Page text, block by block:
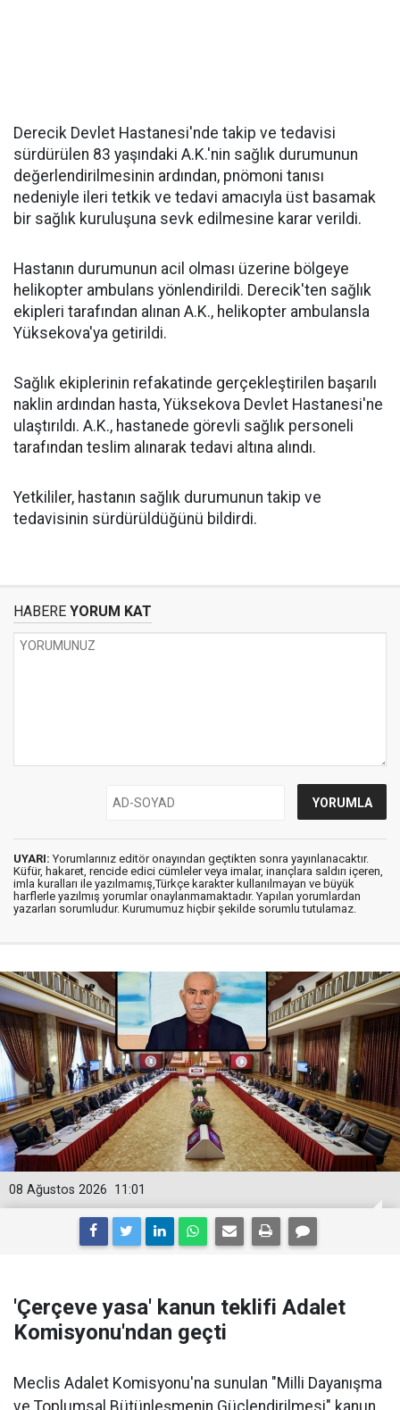
Derecik Devlet Hastanesi'nde takip ve tedavisi
sürdürülen 83 yaşındaki A.K.'nin sağlık durumunun
değerlendirilmesinin ardından, pnömoni tanısı
nedeniyle ileri tetkik ve tedavi amacıyla üst basamak
bir sağlık kuruluşuna sevk edilmesine karar verildi.
Hastanın durumunun acil olması üzerine bölgeye
helikopter ambulans yönlendirildi. Derecik'ten sağlık
ekipleri tarafından alınan A.K., helikopter ambulansla
Yüksekova'ya getirildi.
Sağlık ekiplerinin refakatinde gerçekleştirilen başarılı
naklin ardından hasta, Yüksekova Devlet Hastanesi'ne
ulaştırıldı. A.K., hastanede görevli sağlık personeli
tarafından teslim alınarak tedavi altına alındı.
Yetkililer, hastanın sağlık durumunun takip ve
tedavisinin sürdürüldüğünü bildirdi.
HABERE YORUM KAT
UYARI: Yorumlarınız editör onayından geçtikten sonra yayınlanacaktır.
Küfür, hakaret, rencide edici cümleler veya imalar, inançlara saldırı içeren,
imla kuralları ile yazılmamış,Türkçe karakter kullanılmayan ve büyük
harflerle yazılmış yorumlar onaylanmamaktadır. Yapılan yorumlardan
yazarları sorumludur. Kurumumuz hiçbir şekilde sorumlu tutulamaz.
11:01
08 Ağustos 2026
'Çerçeve yasa' kanun teklifi Adalet
Komisyonu'ndan geçti
Meclis Adalet Komisyonu'na sunulan "Milli Dayanışma
ve Toplumsal Bütünleşmenin Güçlendirilmesi" kanun